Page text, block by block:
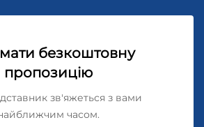
безкоштовну
пропозицію
зв'яжеться з вами
часом.